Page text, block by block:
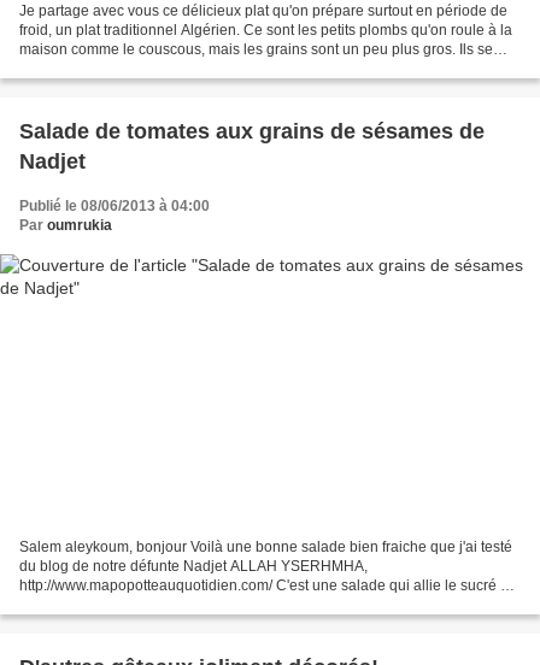
Je partage avec vous ce délicieux plat qu'on prépare surtout en période de
froid, un plat traditionnel Algérien. Ce sont les petits plombs qu'on roule à la
maison comme le couscous, mais les grains sont un peu plus gros. Ils se
Salade de tomates aux grains de sésames de
Nadjet
Publié le 08/06/2013 à 04:00
Par oumrukia
Salem aleykoum, bonjour Voilà une bonne salade bien fraiche que j'ai testé
du blog de notre défunte Nadjet ALLAH YSERHMHA,
http://www.mapopotteauquotidien.com/ C'est une salade qui allie le sucré et